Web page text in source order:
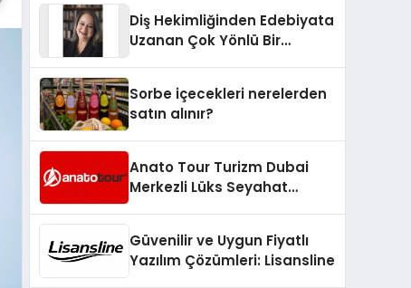
Diş Hekimliğinden Edebiyata
Uzanan Çok Yönlü Bir
Sorbe içecekleri nerelerden
satın alınır?
Anato Tour Turizm Dubai
Merkezli Lüks Seyahat
Güvenilir ve Uygun Fiyatlı
Yazılım Çözümleri: Lisansline